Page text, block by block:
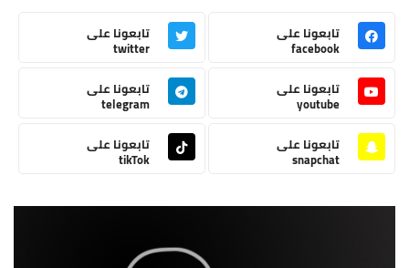
تابعونا على
facebook
تابعونا على
twitter
تابعونا على
youtube
تابعونا على
telegram
تابعونا على
snapchat
تابعونا على
tikTok